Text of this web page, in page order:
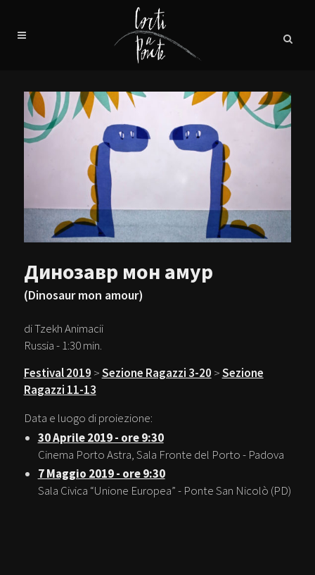
Динозавр мон амур
(Dinosaur mon amour)
di Tzekh Animacii
Russia - 1:30 min.
Festival 2019 >Sezione Ragazzi 3-20 >Sezione
Ragazzi 11-13
Data e luogo di proiezione:
30 Aprile 2019 - ore 9:30
Cinema Porto Astra, Sala Fronte del Porto - Padova
7 Maggio 2019 - ore 9:30
Sala Civica “Unione Europea” - Ponte San Nicolò (PD)